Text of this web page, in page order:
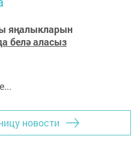
яңалыкларын
белә аласыз
новости